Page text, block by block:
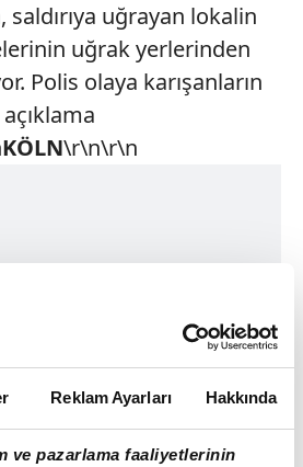
Reklam Ayarları Hakkında
ve pazarlama faaliyetlerinin
saldırıya uğrayan lokalin
uğrak yerlerinden
Polis olaya karışanların
KÖLN\r\n\r\n